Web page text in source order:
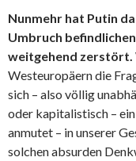
Nunmehr hat Putin
Umbruch
weitgehend zerstört.
Westeuropäern die
sich – also völlig
oder kapitalistisch –
anmutet – in unserer
solchen absurden